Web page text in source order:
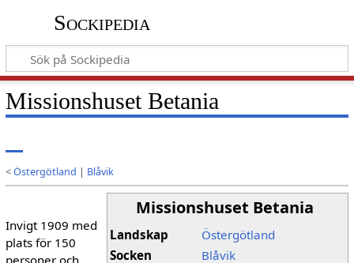
Sockipedia
Missionshuset Betania
<Östergötland | Blåvik
Missionshuset Betania
Landskap
Östergötland
Socken
Blåvik
Invigt 1909 med
plats för 150
personer och